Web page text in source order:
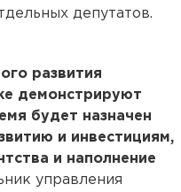
депутатов.
развития
демонстрируют
будет назначен
и инвестициям,
и наполнение
управления